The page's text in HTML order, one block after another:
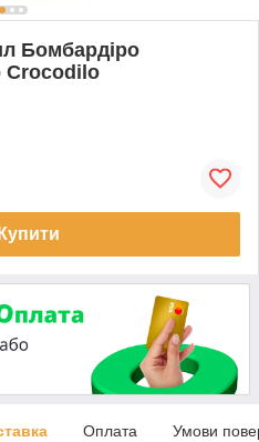
Бомбардіро
Crocodilo
Купити
Оплата Умови